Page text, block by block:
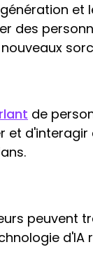
et
des
de
et d'interagir
peuvent
d'IA